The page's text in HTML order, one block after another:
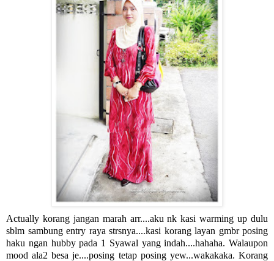
Actually korang jangan marah arr....aku nk kasi warming up dulu
sblm sambung entry raya strsnya....kasi korang layan gmbr posing
haku ngan hubby pada 1 Syawal yang indah....hahaha. Walaupon
mood ala2 besa je....posing tetap posing yew...wakakaka. Korang